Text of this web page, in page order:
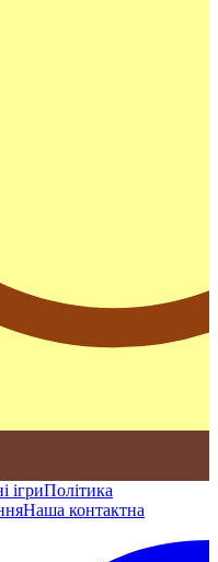
ігриПолітика
Наша контактна